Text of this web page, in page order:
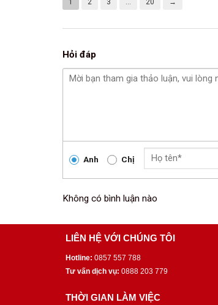
Hỏi đáp
Anh Chị
Không có bình luận nào
LIÊN HỆ VỚI CHÚNG TÔI
Hotline: 0857 557 788
Tư vấn dịch vụ: 0888 203 779
THỜI GIAN LÀM VIỆC